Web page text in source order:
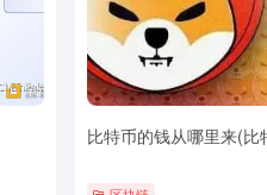
比特币的钱从哪里来(比